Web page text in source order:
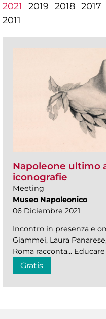
2021 2019 2018 2017
2011
Napoleone ultimo
iconografie
Meeting
Museo Napoleonico
06 Diciembre 2021
Incontro in presenza e
Giammei, Laura
Roma racconta...
Gratis